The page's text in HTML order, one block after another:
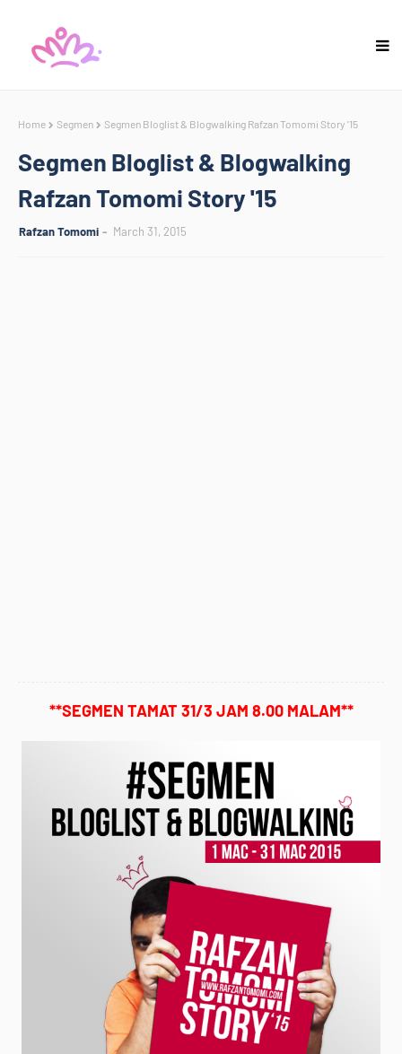
Home Segmen Segmen Bloglist & Blogwalking Rafzan Tomomi Story '15
Segmen Bloglist & Blogwalking
Rafzan Tomomi Story '15
Rafzan Tomomi March 31, 2015
**SEGMEN TAMAT 31/3 JAM 8.00 MALAM**